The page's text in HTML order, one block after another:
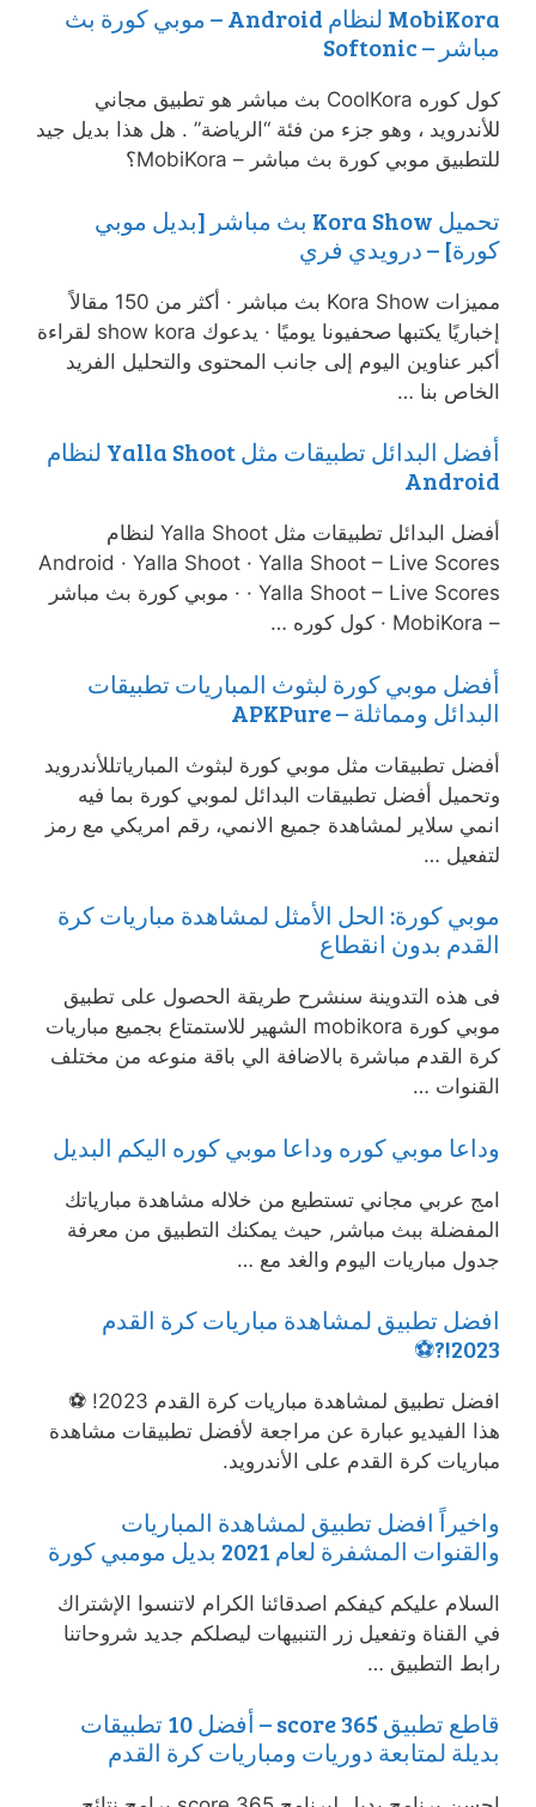
MobiKora لنظام Android – موبي كورة بث
مباشر – Softonic
كول كوره CoolKora بث مباشر هو تطبيق مجاني
للأندرويد ، وهو جزء من فئة “الرياضة” . هل هذا بديل جيد
للتطبيق موبي كورة بث مباشر – MobiKora؟
تحميل Kora Show بث مباشر [بديل موبي
كورة] – درويدي فري
مميزات Kora Show بث مباشر · أكثر من 150 مقالاً
إخباريًا يكتبها صحفيونا يوميًا · يدعوك show kora لقراءة
أكبر عناوين اليوم إلى جانب المحتوى والتحليل الفريد
الخاص بنا …
أفضل البدائل تطبيقات مثل Yalla Shoot لنظام
Android
أفضل البدائل تطبيقات مثل Yalla Shoot لنظام
Android · Yalla Shoot · Yalla Shoot – Live Scores
· Yalla Shoot – Live Scores · موبي كورة بث مباشر
– MobiKora · كول كوره …
أفضل موبي كورة لبثوث المباريات تطبيقات
البدائل ومماثلة – APKPure
أفضل تطبيقات مثل موبي كورة لبثوث المبارياتللأندرويد
وتحميل أفضل تطبيقات البدائل لموبي كورة بما فيه
انمي سلاير لمشاهدة جميع الانمي، رقم امريكي مع رمز
لتفعيل …
موبي كورة: الحل الأمثل لمشاهدة مباريات كرة
القدم بدون انقطاع
فى هذه التدوينة سنشرح طريقة الحصول على تطبيق
موبي كورة mobikora الشهير للاستمتاع بجميع مباريات
كرة القدم مباشرة بالاضافة الي باقة منوعه من مختلف
القنوات …
وداعا موبي كوره وداعا موبي كوره اليكم البديل
امج عربي مجاني تستطيع من خلاله مشاهدة مبارياتك
المفضلة ببث مباشر, حيث يمكنك التطبيق من معرفة
جدول مباريات اليوم والغد مع …
افضل تطبيق لمشاهدة مباريات كرة القدم
2023!?⚽
افضل تطبيق لمشاهدة مباريات كرة القدم 2023! ⚽
هذا الفيديو عبارة عن مراجعة لأفضل تطبيقات مشاهدة
مباريات كرة القدم على الأندرويد.
واخيراً افضل تطبيق لمشاهدة المباريات
والقنوات المشفرة لعام 2021 بديل مومبي كورة
السلام عليكم كيفكم اصدقائنا الكرام لاتنسوا الإشتراك
في القناة وتفعيل زر التنبيهات ليصلكم جديد شروحاتنا
رابط التطبيق …
قاطع تطبيق 365 score – أفضل 10 تطبيقات
بديلة لمتابعة دوريات ومباريات كرة القدم